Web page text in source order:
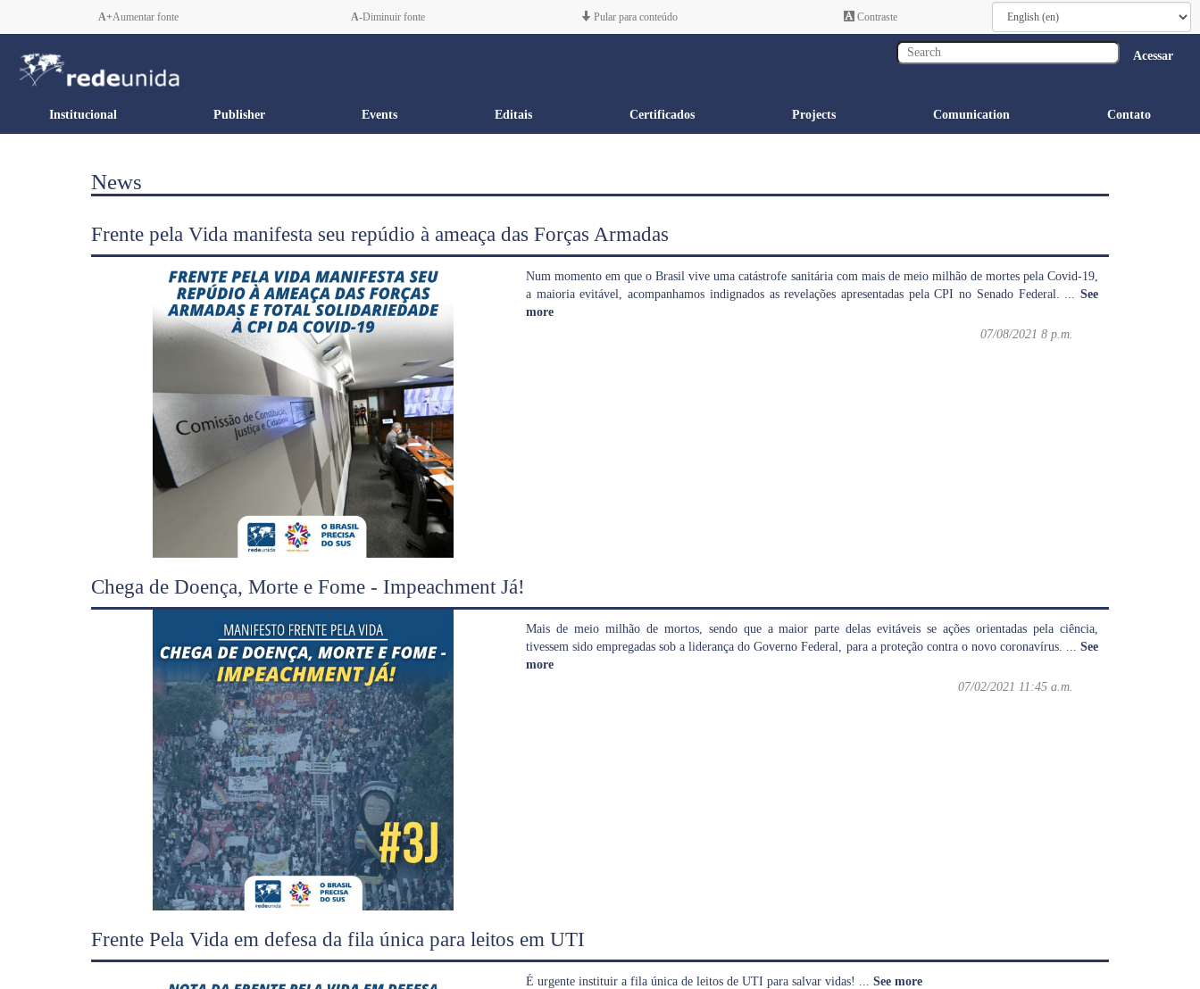
A+Aumentar fonte A-Diminuir fonte Pular para conteúdo Contraste
Acessar
Institucional Publisher Events Editais Certificados Projects Comunication Contato
News
Frente pela Vida manifesta seu repúdio à ameaça das Forças Armadas
Num momento em que o Brasil vive uma catástrofe sanitária com mais de meio milhão de mortes pela Covid-19,
a maioria evitável, acompanhamos indignados as revelações apresentadas pela CPI no Senado Federal. ...See
more
07/08/2021 8 p.m.
Chega de Doença, Morte e Fome - Impeachment Já!
Mais de meio milhão de mortos, sendo que a maior parte delas evitáveis se ações orientadas pela ciência,
tivessem sido empregadas sob a liderança do Governo Federal, para a proteção contra o novo coronavírus. ...See
more
07/02/2021 11:45 a.m.
Frente Pela Vida em defesa da fila única para leitos em UTI
É urgente instituir a fila única de leitos de UTI para salvar vidas! ... See more